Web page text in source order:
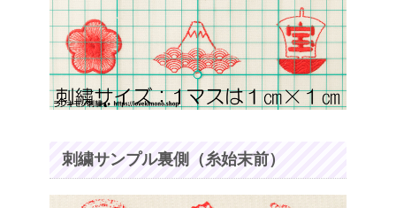
刺繍サンプル裏側（糸始末前）